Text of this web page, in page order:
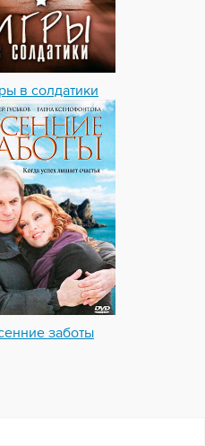
в солдатики
заботы